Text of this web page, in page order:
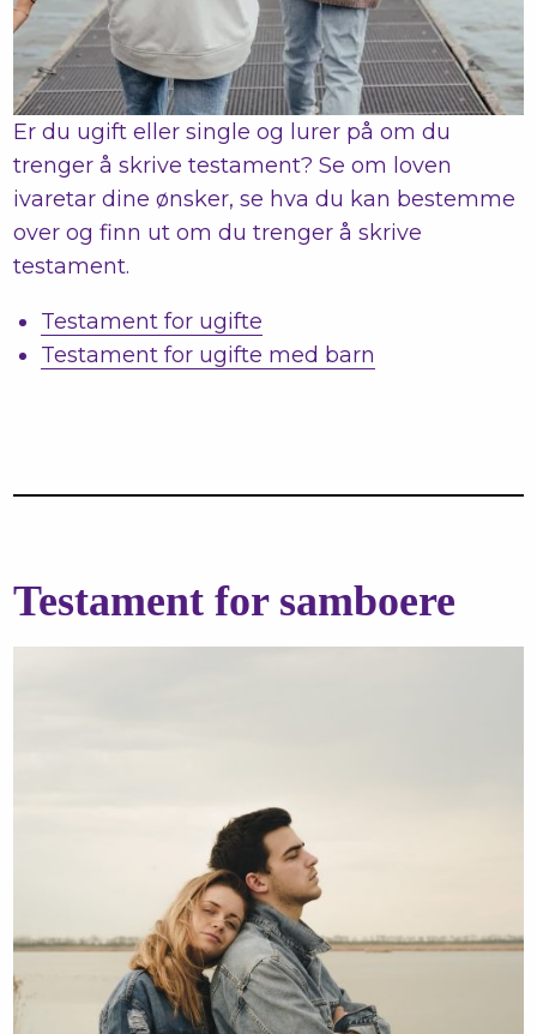
Er du ugift eller single og lurer på om du
trenger å skrive testament? Se om loven
ivaretar dine ønsker, se hva du kan bestemme
over og finn ut om du trenger å skrive
testament.
Testament for ugifte
Testament for ugifte med barn
Testament for samboere